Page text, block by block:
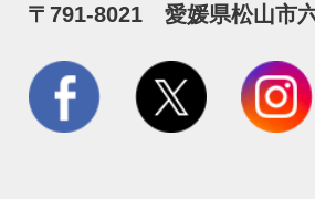
〒791-8021 愛媛県松山市